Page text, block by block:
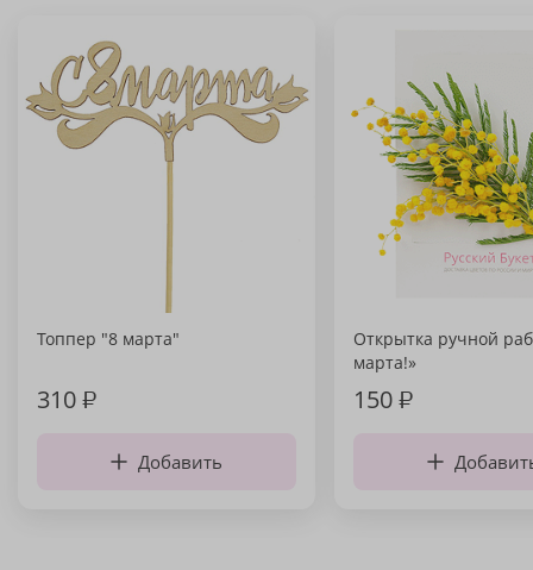
Топпер "8 марта"
310₽
Добавить
Открытка ручной
марта!»
150₽